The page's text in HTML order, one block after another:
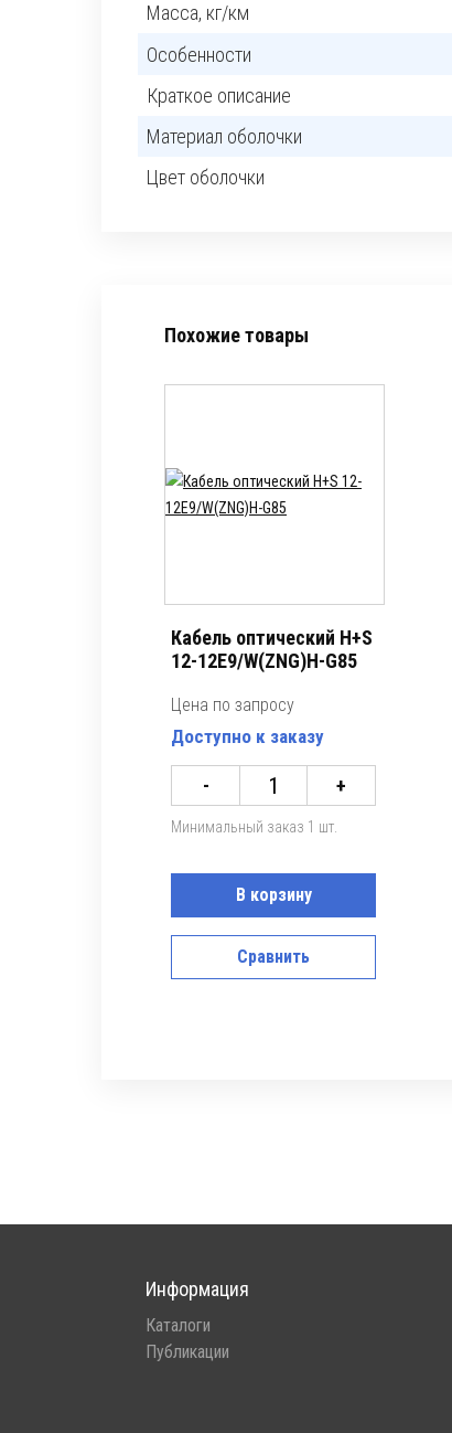
Масса, кг/км
Особенности
Краткое описание
Материал оболочки
Цвет оболочки
Похожие товары
Кабель оптический H+S
12-12E9/W(ZNG)H-G85
Цена по запросу
Доступно к заказу
- +
Минимальный заказ 1 шт.
В корзину
Сравнить
Информация
Каталоги
Публикации